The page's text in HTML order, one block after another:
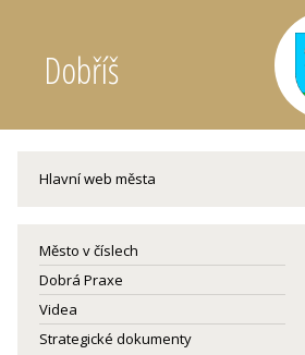
Dobříš
Hlavní web města
Město v číslech
Dobrá Praxe
Videa
Strategické dokumenty